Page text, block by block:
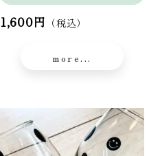
1,600円 （税込）
more...